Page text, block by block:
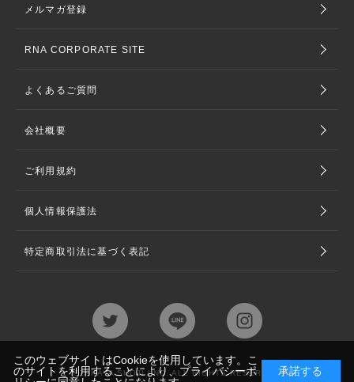
メルマガ登録
RNA CORPORATE SITE
よくあるご質問
会社概要
ご利用規約
個人情報保護法
特定商取引法に基づく表記
©TAKAYA SHOJI LNC. ALL RIGHTS RESERVED
このウェブサイトはCookieを使用しています。こ
のサイトを利用することにより、プライバシーポ
承諾する